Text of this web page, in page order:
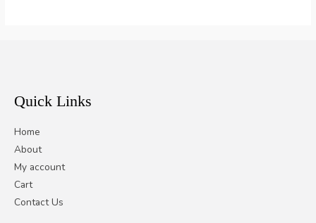
Quick Links
Home
About
My account
Cart
Contact Us